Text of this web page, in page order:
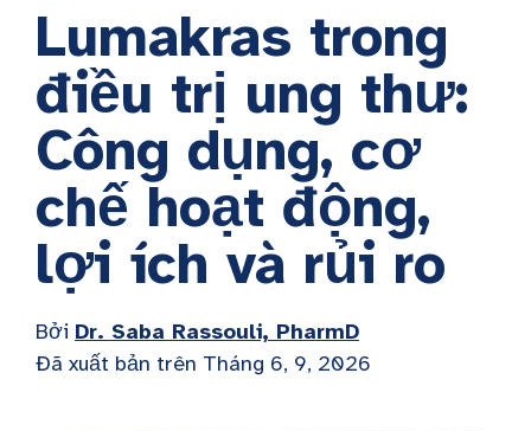
Lumakras trong
điều trị ung thư:
Công dụng, cơ
chế hoạt động,
lợi ích và rủi ro
Bởi Dr. Saba Rassouli, PharmD
Đã xuất bản trên Tháng 6, 9, 2026